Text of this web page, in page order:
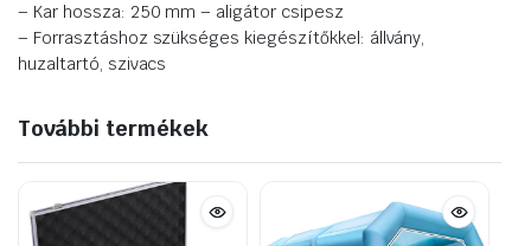
– Kar hossza: 250 mm – aligátor csipesz
– Forrasztáshoz szükséges kiegészítőkkel: állvány,
huzaltartó, szivacs
További termékek